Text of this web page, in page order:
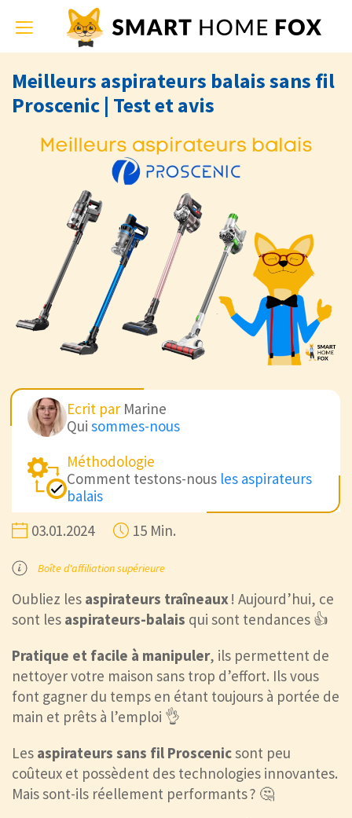
Toggle
navigation
Meilleurs aspirateurs balais sans fil
Proscenic | Test et avis
Ecrit par Marine
Qui sommes-nous
Méthodologie
Comment testons-nous les aspirateurs
balais
03.01.2024
15 Min.
Boîte d'affiliation supérieure
Oubliez les aspirateurs traîneaux! Aujourd’hui, ce
sont les aspirateurs-balais qui sont tendances 👍
Pratique et facile à manipuler, ils permettent de
nettoyer votre maison sans trop d’effort. Ils vous
font gagner du temps en étant toujours à portée de
main et prêts à l’emploi 👌
Les aspirateurs sans fil Proscenicsont peu
coûteux et possèdent des technologies innovantes.
Mais sont-ils réellement performants ? 🤔